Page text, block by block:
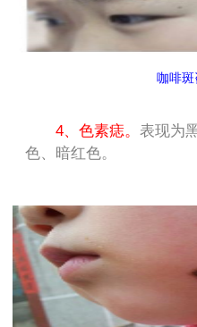
咖啡斑
4、色素痣。 表现为
色、暗红色。